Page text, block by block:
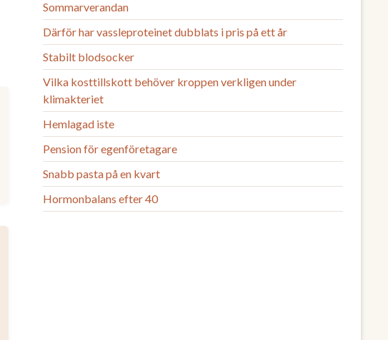
Sommarverandan
Därför har vassleproteinet dubblats i pris på ett år
Stabilt blodsocker
Vilka kosttillskott behöver kroppen verkligen under
klimakteriet
Hemlagad iste
Pension för egenföretagare
Snabb pasta på en kvart
Hormonbalans efter 40